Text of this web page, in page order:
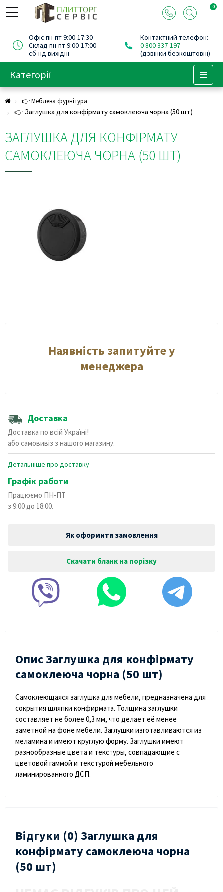
0
Офіс пн-пт 9:00-17:30
Склад пн-пт 9:00-17:00
сб-нд вихідні
Контактний телефон:
0 800 337-197
(дзвінки безкоштовні)
Категорії
👉 Меблева фурнітура
👉 Заглушка для конфірмату самоклеюча чорна (50 шт)
ЗАГЛУШКА ДЛЯ КОНФІРМАТУ
САМОКЛЕЮЧА ЧОРНА (50 ШТ)
Наявність запитуйте у
менеджера
Доставка
Доставка по всій Україні!
або самовивіз з нашого магазину.
Детальніше про доставку
Графік работи
Працюємо ПН-ПТ
з 9:00 до 18:00.
Як оформити замовлення
Скачати бланк на порізку
Опис Заглушка для конфірмату
самоклеюча чорна (50 шт)
Самоклеющаяся заглушка для мебели, предназначена для
сокрытия шляпки конфирмата. Толщина заглушки
составляет не более 0,3 мм, что делает её менее
заметной на фоне мебели. Заглушки изготавливаются из
меламина и имеют круглую форму. Заглушки имеют
разнообразные цвета и текстуры, совпадающие с
цветовой гаммой и текстурой мебельного
ламинированного ДСП.
Відгуки (0) Заглушка для
конфірмату самоклеюча чорна
(50 шт)